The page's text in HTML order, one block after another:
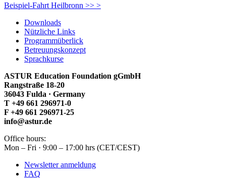
Beispiel-Fahrt Heilbronn >> >
Downloads
Nützliche Links
Programmüberlick
Betreuungskonzept
Sprachkurse
ASTUR Education Foundation gGmbH
Rangstraße 18-20
36043 Fulda · Germany
T +49 661 296971-0
F +49 661 296971-25
info@astur.de
Office hours:
Mon – Fri · 9:00 – 17:00 hrs (CET/CEST)
Newsletter anmeldung
FAQ